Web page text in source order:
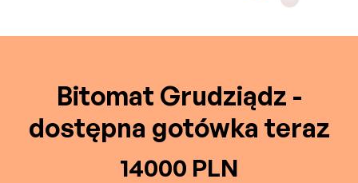
Bitomat Grudziądz -
dostępna gotówka teraz
14000 PLN